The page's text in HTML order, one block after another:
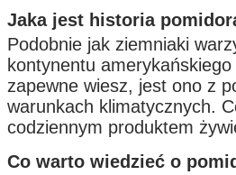
Jaka jest historia
Podobnie jak ziemniaki
kontynentu
zapewne wiesz, jest ono z
warunkach klimatycznych.
codziennym produktem
Co warto wiedzieć o